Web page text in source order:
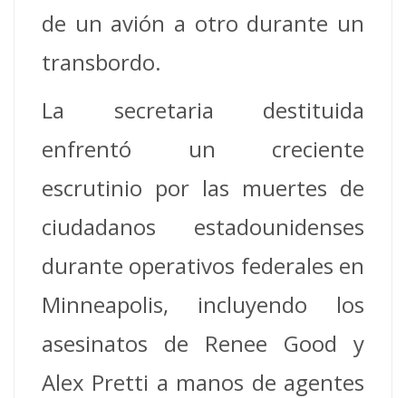
de un avión a otro durante un
transbordo.
La secretaria destituida
enfrentó un creciente
escrutinio por las muertes de
ciudadanos estadounidenses
durante operativos federales en
Minneapolis, incluyendo los
asesinatos de Renee Good y
Alex Pretti a manos de agentes